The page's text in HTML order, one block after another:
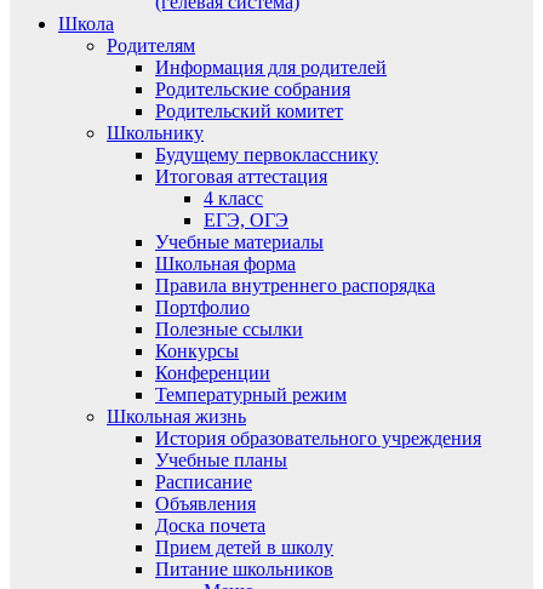
Школа
Родителям
Информация для родителей
Родительские собрания
Родительский комитет
Школьнику
Будущему первокласснику
Итоговая аттестация
4 класс
ЕГЭ, ОГЭ
Учебные материалы
Школьная форма
Правила внутреннего распорядка
Портфолио
Полезные ссылки
Конкурсы
Конференции
Температурный режим
Школьная жизнь
История образовательного учреждения
Учебные планы
Расписание
Объявления
Доска почета
Прием детей в школу
Питание школьников